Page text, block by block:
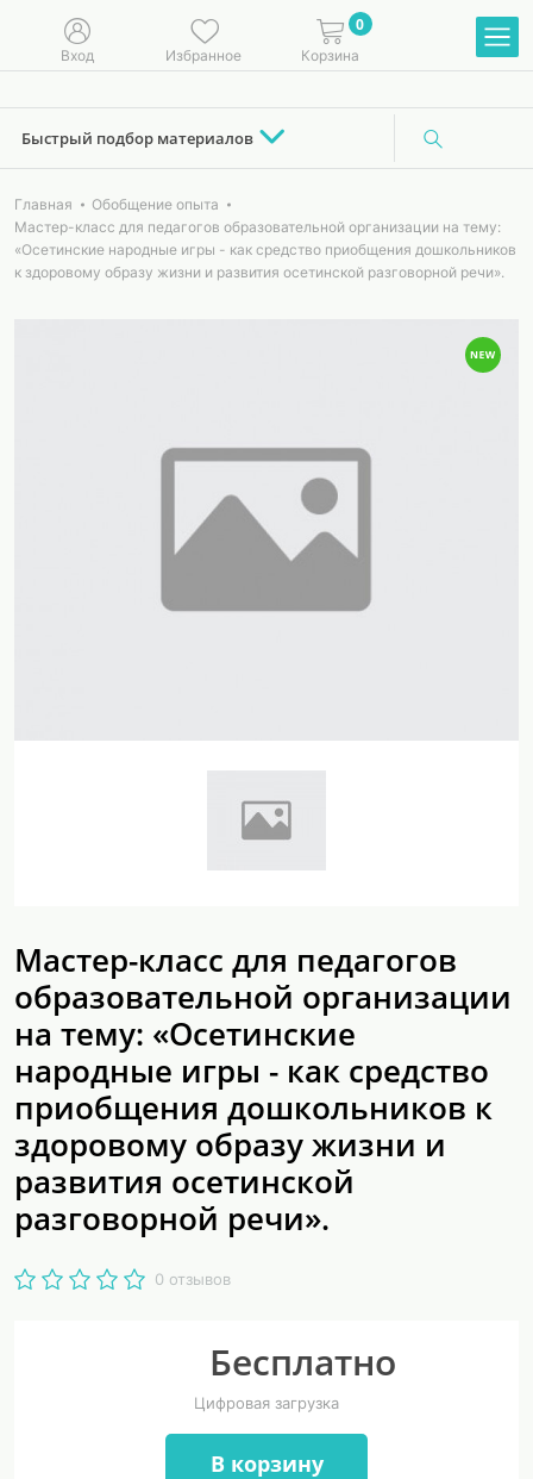
Вход Избранное
0
Корзина
Быстрый подбор материалов
Главная
Обобщение опыта
Мастер-класс для педагогов образовательной организации на тему:
«Осетинские народные игры - как средство приобщения дошкольников
к здоровому образу жизни и развития осетинской разговорной речи».
Мастер-класс для педагогов
образовательной организации
на тему: «Осетинские
народные игры - как средство
приобщения дошкольников к
здоровому образу жизни и
развития осетинской
разговорной речи».
0 отзывов
Бесплатно
Цифровая загрузка
В корзину